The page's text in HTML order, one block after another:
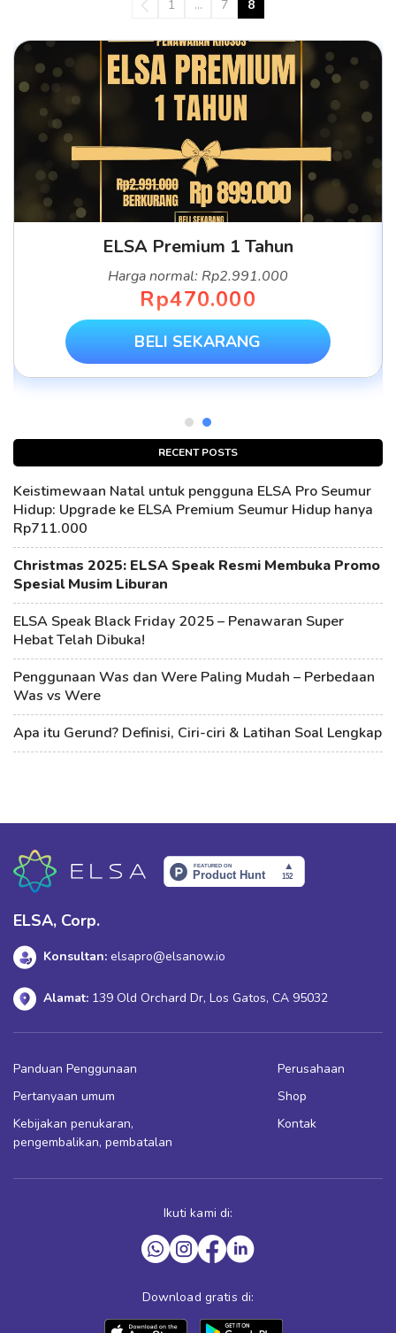
1 … 7 8
RECENT POSTS
Keistimewaan Natal untuk pengguna ELSA Pro Seumur
Hidup: Upgrade ke ELSA Premium Seumur Hidup hanya
Rp711.000
Christmas 2025: ELSA Speak Resmi Membuka Promo
Spesial Musim Liburan
ELSA Speak Black Friday 2025 – Penawaran Super
Hebat Telah Dibuka!
Penggunaan Was dan Were Paling Mudah – Perbedaan
Was vs Were
Apa itu Gerund? Definisi, Ciri-ciri & Latihan Soal Lengkap
ELSA Premium 1 Tahun
Harga normal: Rp2.991.000
Rp470.000
BELI SEKARANG
ELSA, Corp.
Konsultan: elsapro@elsanow.io
Alamat: 139 Old Orchard Dr, Los Gatos, CA 95032
Panduan Penggunaan
Pertanyaan umum
Kebijakan penukaran,
pengembalikan, pembatalan
Perusahaan
Shop
Kontak
Ikuti kami di:
Download gratis di: